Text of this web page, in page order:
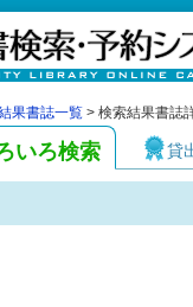
果書誌一覧 > 検索結果書誌
いろ検索 貸